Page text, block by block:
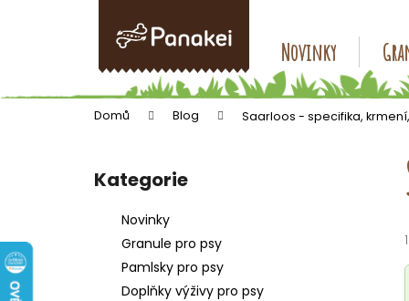
Novinky
Domů Blog Saarloos - specifika,
Přeskočit
kategorie
Kategorie
Novinky
Granule pro psy
Pamlsky pro psy
Doplňky výživy pro psy
k
obchodu
obchodu